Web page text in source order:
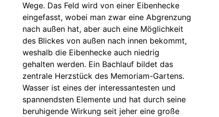
Wege. Das Feld wird von einer Eibenhecke
eingefasst, wobei man zwar eine Abgrenzung
nach außen hat, aber auch eine Möglichkeit
des Blickes von außen nach innen bekommt,
weshalb die Eibenhecke auch niedrig
gehalten werden. Ein Bachlauf bildet das
zentrale Herzstück des Memoriam-Gartens.
Wasser ist eines der interessantesten und
spannendsten Elemente und hat durch seine
beruhigende Wirkung seit jeher eine große